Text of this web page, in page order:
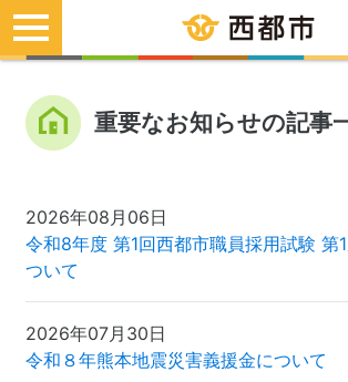
toggle
navigation
重要なお知らせの記事
2026年08月06日
令和8年度 第1回西都市職員採用試験 第
ついて
2026年07月30日
令和８年熊本地震災害義援金について